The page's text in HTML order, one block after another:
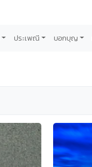
ประเพณี บอกบุญ